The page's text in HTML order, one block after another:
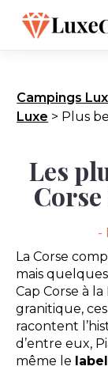
Campings
Luxe > Plus
Les
-
La Corse
mais
Cap Corse à
granitique,
racontent
d’entre eux,
même le